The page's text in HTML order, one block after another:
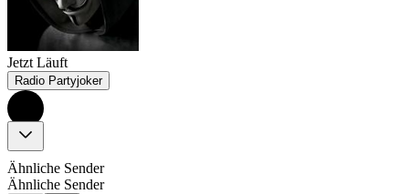
Jetzt Läuft
Radio Partyjoker
Ähnliche Sender
Ähnliche Sender